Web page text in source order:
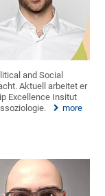
and Social
Aktuell arbeitet er
Excellence Insitut
more